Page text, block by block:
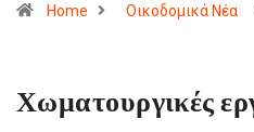
Home Οικοδομικά Νέα
Χωματουργικές